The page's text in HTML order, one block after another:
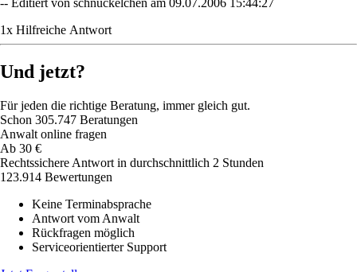
1x Hilfreiche Antwort
Und jetzt?
Für jeden die richtige Beratung, immer gleich gut.
Schon 305.747 Beratungen
Anwalt online fragen
Ab 30 €
Rechtssichere Antwort in durchschnittlich 2 Stunden
123.914 Bewertungen
Keine Terminabsprache
Antwort vom Anwalt
Rückfragen möglich
Serviceorientierter Support